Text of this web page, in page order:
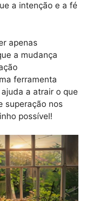
a intenção e a fé
apenas
a mudança
ferramenta
a atrair o que
superação nos
possível!